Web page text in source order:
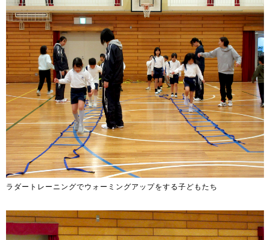
ラダートレーニングでウォーミングアップをする子どもたち